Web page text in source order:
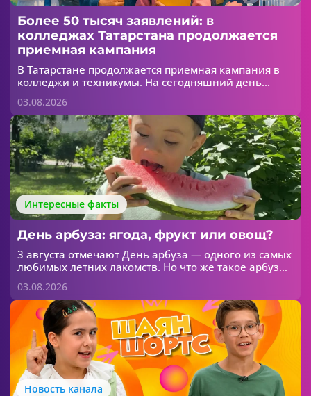
Более 50 тысяч заявлений: в
колледжах Татарстана продолжается
приемная кампания
В Татарстане продолжается приемная кампания в
колледжи и техникумы. На сегодняшний день
заявлений. Об этом сообщает МОиН РТ.
03.08.2026
Интересные факты
День арбуза: ягода, фрукт или овощ?
3 августа отмечают День арбуза — одного из самых
любимых летних лакомств. Но что же такое арбуз
03.08.2026
Новость канала